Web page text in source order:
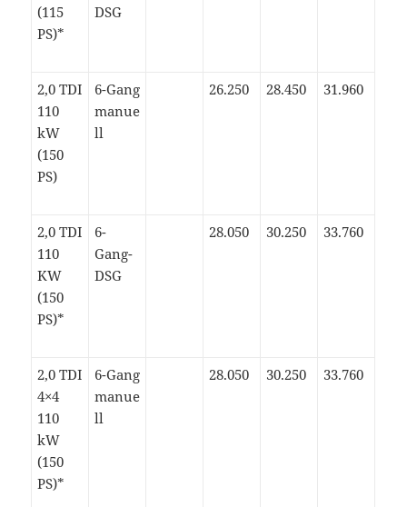
(115
PS)*
DSG
2,0 TDI
110
kW
(150
PS)
6-Gang
manue
ll
26.250 28.450 31.960
2,0 TDI
110
KW
(150
PS)*
6-
Gang-
DSG
28.050 30.250 33.760
2,0 TDI
4×4
110
kW
(150
PS)*
6-Gang
manue
ll
28.050 30.250 33.760